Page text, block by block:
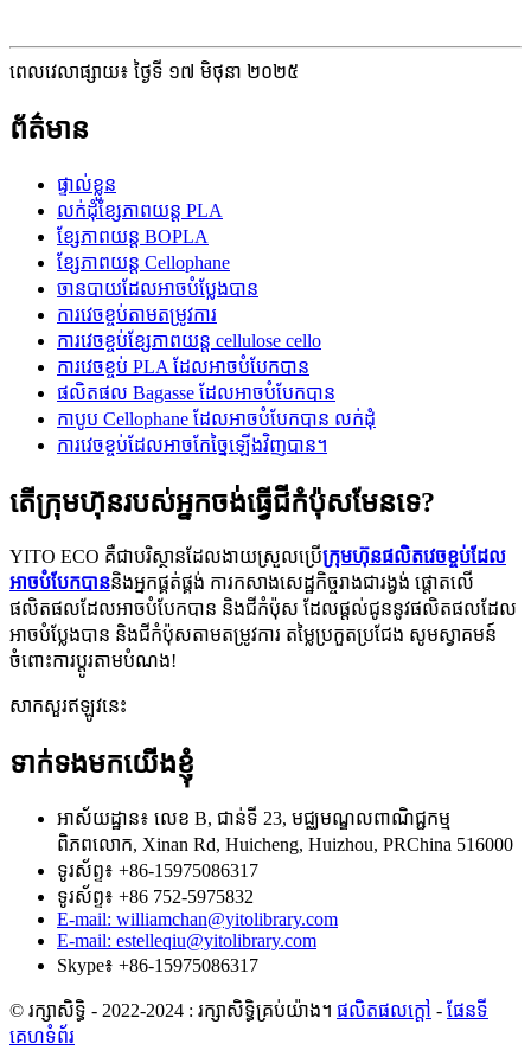
ពេលវេលាផ្សាយ៖ ថ្ងៃទី ១៧ មិថុនា ២០២៥
ព័ត៌មាន
ផ្ទាល់ខ្លួន
លក់ដុំខ្សែភាពយន្ត PLA
ខ្សែភាពយន្ត BOPLA
ខ្សែភាពយន្ត Cellophane
ចានបាយដែលអាចបំប្លែងបាន
ការវេចខ្ចប់តាមតម្រូវការ
ការវេចខ្ចប់ខ្សែភាពយន្ត cellulose cello
ការវេចខ្ចប់ PLA ដែលអាចបំបែកបាន
ផលិតផល Bagasse ដែលអាចបំបែកបាន
កាបូប Cellophane ដែលអាចបំបែកបាន លក់ដុំ
ការវេចខ្ចប់ដែលអាចកែច្នៃឡើងវិញបាន។
តើក្រុមហ៊ុនរបស់អ្នកចង់ធ្វើជីកំប៉ុសមែនទេ?
YITO ECO គឺជាបរិស្ថានដែលងាយស្រួលប្រើក្រុមហ៊ុនផលិតវេចខ្ចប់ដែល
អាចបំបែកបាននិងអ្នកផ្គត់ផ្គង់ ការកសាងសេដ្ឋកិច្ចរាងជារង្វង់ ផ្តោតលើ
ផលិតផលដែលអាចបំបែកបាន និងជីកំប៉ុស ដែលផ្តល់ជូននូវផលិតផលដែល
អាចបំប្លែងបាន និងជីកំប៉ុសតាមតម្រូវការ តម្លៃប្រកួតប្រជែង សូមស្វាគមន៍
ចំពោះការប្ដូរតាមបំណង!
សាកសួរឥឡូវនេះ
ទាក់ទងមកយើងខ្ញុំ
អាស័យដ្ឋាន៖ លេខ B, ជាន់ទី 23, មជ្ឈមណ្ឌលពាណិជ្ជកម្ម
ពិភពលោក, Xinan Rd, Huicheng, Huizhou, PRChina 516000
ទូរស័ព្ទ៖ +86-15975086317
ទូរស័ព្ទ៖ +86 752-5975832
E-mail: williamchan@yitolibrary.com
E-mail: estelleqiu@yitolibrary.com
Skype៖ +86-15975086317
© រក្សាសិទ្ធិ - 2022-2024 : រក្សាសិទ្ធិគ្រប់យ៉ាង។ ផលិតផលក្តៅ - ផែនទី
គេហទំព័រ